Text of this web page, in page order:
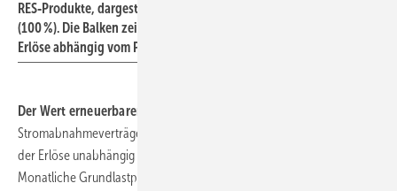
RES‑Produkte, dargestellt relativ zur monatlichen Grundlast
(100 %). Die Balken zeigen die jeweilige Bandbreite der erzielbaren
Erlöse abhängig vom Produkt.
Der Wert erneuerbarer Grundlastprofile:
Stromabnahmeverträgen dient der energie normalisierte Profilwert,
der Erlöse unabhängig von der Energiemenge vergleichbar macht.
Monatliche Grundlastprodukte erzielen durch konstante 24/7